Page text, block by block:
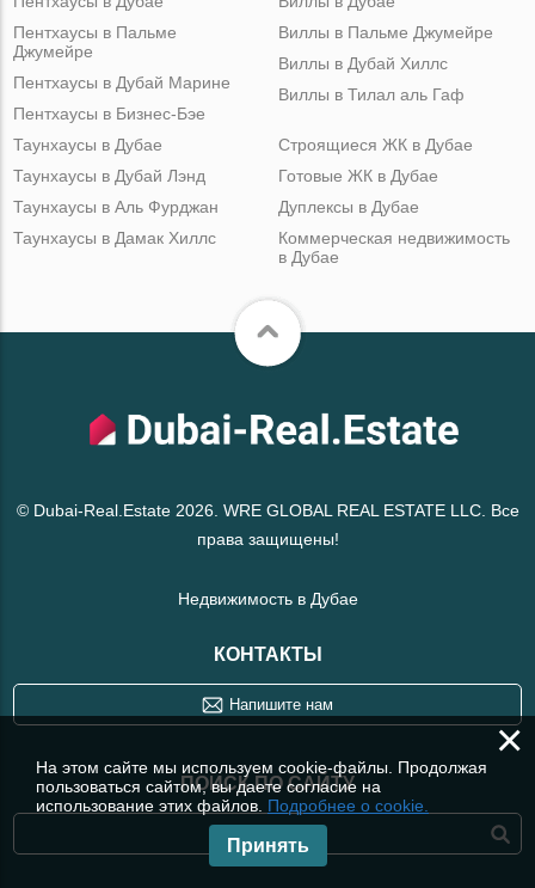
Пентхаусы в Пальме
Джумейре
Пентхаусы в Дубай Марине
Пентхаусы в Бизнес-Бэе
Виллы в Пальме Джумейре
Виллы в Дубай Хиллс
Виллы в Тилал аль Гаф
Таунхаусы в Дубае
Таунхаусы в Дубай Лэнд
Таунхаусы в Аль Фурджан
Таунхаусы в Дамак Хиллс
Строящиеся ЖК в Дубае
Готовые ЖК в Дубае
Дуплексы в Дубае
Коммерческая недвижимость
в Дубае
© Dubai-Real.Estate 2026. WRE GLOBAL REAL ESTATE LLC. Все
права защищены!
Недвижимость в Дубае
КОНТАКТЫ
Напишите нам
ПОИСК ПО САЙТУ
×
На этом сайте мы используем cookie-файлы. Продолжая
пользоваться сайтом, вы даете согласие на
использование этих файлов. Подробнее о cookie.
Принять